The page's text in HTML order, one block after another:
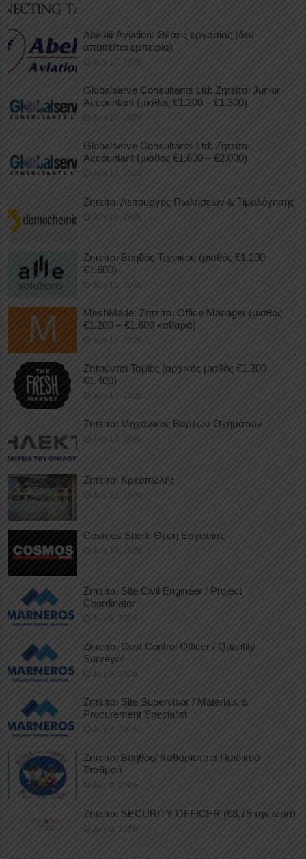
Abelair Aviation: Θέσεις εργασίας (δεν
απαιτείται εμπειρία)
July 17, 2026
Globalserve Consultants Ltd: Ζητείται Junior
Accountant (μισθός €1.200 – €1.300)
July 17, 2026
Globalserve Consultants Ltd: Ζητείται
Accountant (μισθός €1.600 – €2.000)
July 17, 2026
Ζητείται Λειτουργός Πωλήσεων & Τιμολόγησης
July 16, 2026
Ζητείται Βοηθός Τεχνικού (μισθός €1.200 –
€1.600)
July 15, 2026
MeshMade: Ζητείται Office Manager (μισθός
€1.200 – €1.600 καθαρά)
July 15, 2026
Ζητούνται Ταμίες (αρχικός μισθός €1.300 –
€1.400)
July 14, 2026
Ζητείται Μηχανικός Βαρέων Οχημάτων
July 13, 2026
Ζητείται Κρεοπώλης
July 12, 2026
Cosmos Sport: Θέση Εργασίας
July 10, 2026
Ζητείται Site Civil Engineer / Project
Coordinator
July 9, 2026
Ζητείται Cost Control Officer / Quantity
Surveyor
July 9, 2026
Ζητείται Site Supervisor / Materials &
Procurement Specialist
July 9, 2026
Ζητείται Βοηθός/ Καθαρίστρια Παιδικού
Σταθμού
July 8, 2026
Ζητείται SECURITY OFFICER (€8,75 την ώρα)
July 8, 2026